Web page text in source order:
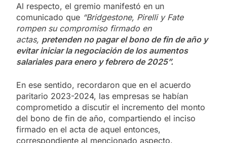
Al respecto, el gremio manifestó en un
comunicado que “Bridgestone, Pirelli y Fate
rompen su compromiso firmado en
actas, pretenden no pagar el bono de fin de año y
evitar iniciar la negociación de los aumentos
salariales para enero y febrero de 2025”.
En ese sentido, recordaron que en el acuerdo
paritario 2023-2024, las empresas se habían
comprometido a discutir el incremento del monto
del bono de fin de año, compartiendo el inciso
firmado en el acta de aquel entonces,
correspondiente al mencionado aspecto.